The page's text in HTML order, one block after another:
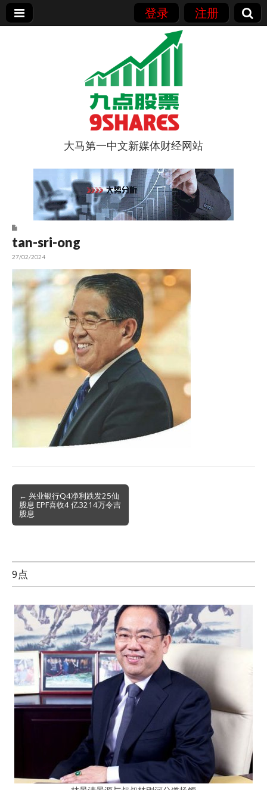
登录 注册
9点股票
大马第一中文新媒体财经网站
tan-sri-ong
27/02/2024
Post
navigation
← 兴业银行Q4净利跌发25仙
股息 EPF喜收4 亿3214万令吉
股息
9点